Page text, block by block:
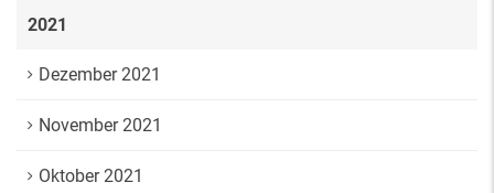
2021
Dezember 2021
November 2021
Oktober 2021